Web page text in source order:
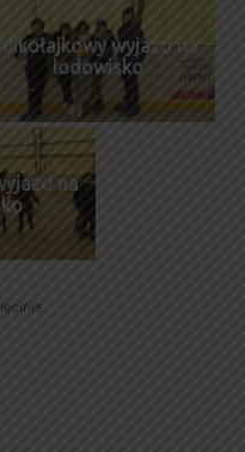
wyjazd na
lodowisko
na